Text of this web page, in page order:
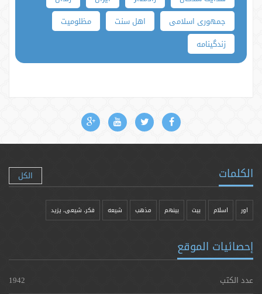
جمهوری اسلامی
اهل سنت
مظلومیت
زندگینامه
الكلمات الكل
اور اسلام بیت بينهم مذهب شيعه فکر، شیعی، یزيد
إحصائيات الموقع
عدد الكتب
1942